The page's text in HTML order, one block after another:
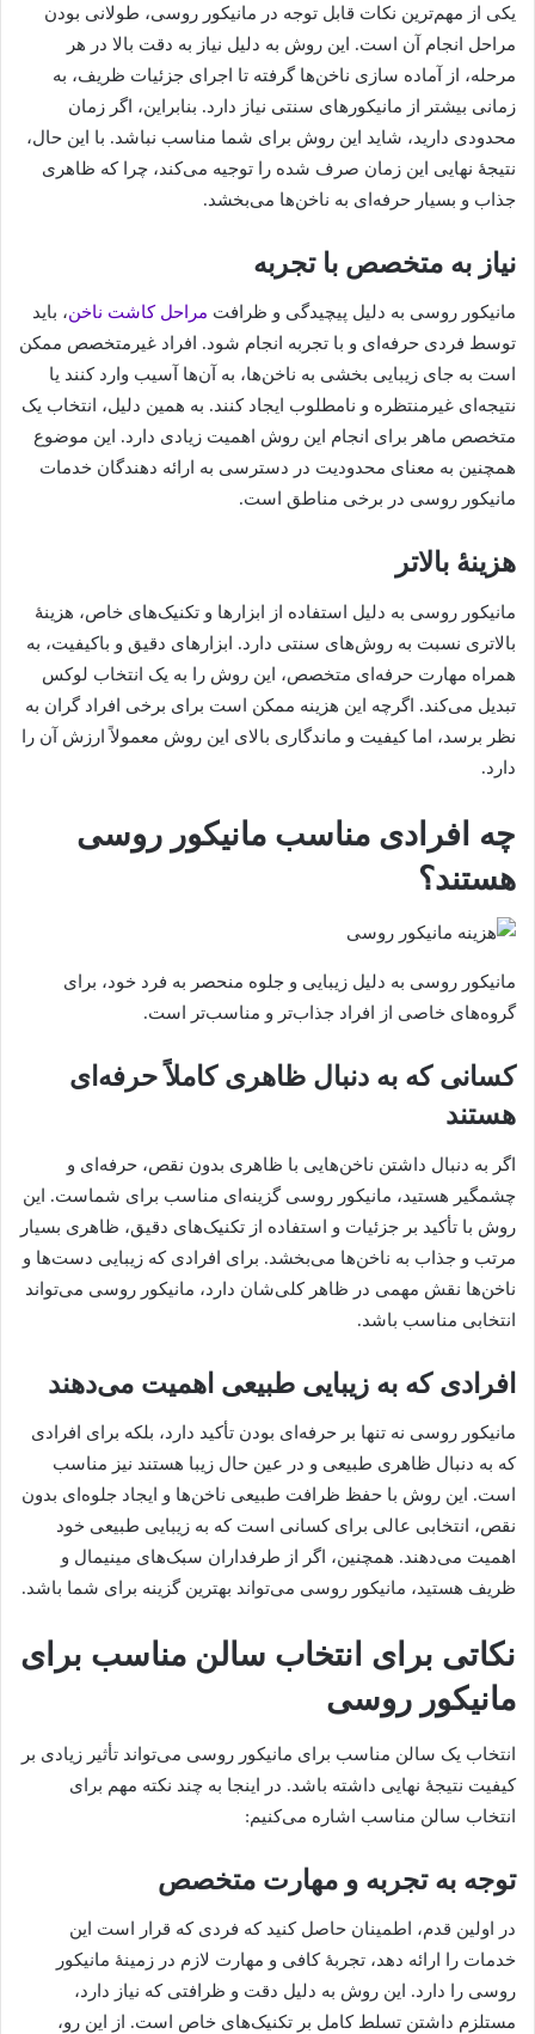
یکی از مهم‌ترین نکات قابل توجه در مانیکور روسی، طولانی بودن
مراحل انجام آن است. این روش به دلیل نیاز به دقت بالا در هر
مرحله، از آماده سازی ناخن‌ها گرفته تا اجرای جزئیات ظریف، به
زمانی بیشتر از مانیکورهای سنتی نیاز دارد. بنابراین، اگر زمان
محدودی دارید، شاید این روش برای شما مناسب نباشد. با این حال،
نتیجۀ نهایی این زمان صرف شده را توجیه می‌کند، چرا که ظاهری
جذاب و بسیار حرفه‌ای به ناخن‌ها می‌بخشد.
نیاز به متخصص با تجربه
مانیکور روسی به دلیل پیچیدگی و ظرافت مراحل کاشت ناخن، باید
توسط فردی حرفه‌ای و با تجربه انجام شود. افراد غیرمتخصص ممکن
است به جای زیبایی بخشی به ناخن‌ها، به آن‌ها آسیب وارد کنند یا
نتیجه‌ای غیرمنتظره و نامطلوب ایجاد کنند. به همین دلیل، انتخاب یک
متخصص ماهر برای انجام این روش اهمیت زیادی دارد. این موضوع
همچنین به معنای محدودیت در دسترسی به ارائه دهندگان خدمات
مانیکور روسی در برخی مناطق است.
هزینۀ بالاتر
مانیکور روسی به دلیل استفاده از ابزارها و تکنیک‌های خاص، هزینۀ
بالاتری نسبت به روش‌های سنتی دارد. ابزارهای دقیق و باکیفیت، به
همراه مهارت حرفه‌ای متخصص، این روش را به یک انتخاب لوکس
تبدیل می‌کند. اگرچه این هزینه ممکن است برای برخی افراد گران به
نظر برسد، اما کیفیت و ماندگاری بالای این روش معمولاً ارزش آن را
دارد.
چه افرادی مناسب مانیکور روسی
هستند؟
مانیکور روسی به دلیل زیبایی و جلوه منحصر به فرد خود، برای
گروه‌های خاصی از افراد جذاب‌تر و مناسب‌تر است.
کسانی که به دنبال ظاهری کاملاً حرفه‌ای
هستند
اگر به دنبال داشتن ناخن‌هایی با ظاهری بدون نقص، حرفه‌ای و
چشمگیر هستید، مانیکور روسی گزینه‌ای مناسب برای شماست. این
روش با تأکید بر جزئیات و استفاده از تکنیک‌های دقیق، ظاهری بسیار
مرتب و جذاب به ناخن‌ها می‌بخشد. برای افرادی که زیبایی دست‌ها و
ناخن‌ها نقش مهمی در ظاهر کلی‌شان دارد، مانیکور روسی می‌تواند
انتخابی مناسب باشد.
افرادی که به زیبایی طبیعی اهمیت می‌دهند
مانیکور روسی نه تنها بر حرفه‌ای بودن تأکید دارد، بلکه برای افرادی
که به دنبال ظاهری طبیعی و در عین حال زیبا هستند نیز مناسب
است. این روش با حفظ ظرافت طبیعی ناخن‌ها و ایجاد جلوه‌ای بدون
نقص، انتخابی عالی برای کسانی است که به زیبایی طبیعی خود
اهمیت می‌دهند. همچنین، اگر از طرفداران سبک‌های مینیمال و
ظریف هستید، مانیکور روسی می‌تواند بهترین گزینه برای شما باشد.
نکاتی برای انتخاب سالن مناسب برای
مانیکور روسی
انتخاب یک سالن مناسب برای مانیکور روسی می‌تواند تأثیر زیادی بر
کیفیت نتیجۀ نهایی داشته باشد. در اینجا به چند نکته مهم برای
انتخاب سالن مناسب اشاره می‌کنیم:
توجه به تجربه و مهارت متخصص
در اولین قدم، اطمینان حاصل کنید که فردی که قرار است این
خدمات را ارائه دهد، تجربۀ کافی و مهارت لازم در زمینۀ مانیکور
روسی را دارد. این روش به دلیل دقت و ظرافتی که نیاز دارد،
مستلزم داشتن تسلط کامل بر تکنیک‌های خاص است. از این رو،